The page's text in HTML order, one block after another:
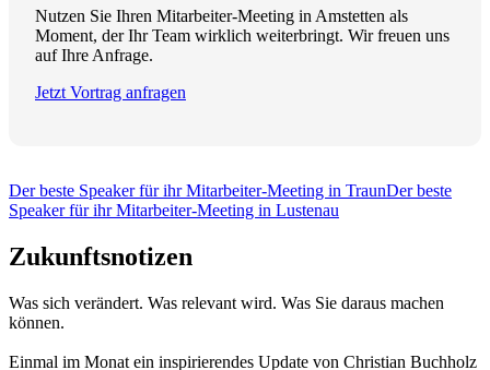
Nutzen Sie Ihren Mitarbeiter-Meeting in Amstetten als
Moment, der Ihr Team wirklich weiterbringt. Wir freuen uns
auf Ihre Anfrage.
Jetzt Vortrag anfragen
Der beste Speaker für ihr Mitarbeiter-Meeting in TraunDer beste
Speaker für ihr Mitarbeiter-Meeting in Lustenau
Zukunftsnotizen
Was sich verändert. Was relevant wird. Was Sie daraus machen
können.
Einmal im Monat ein inspirierendes Update von Christian Buchholz